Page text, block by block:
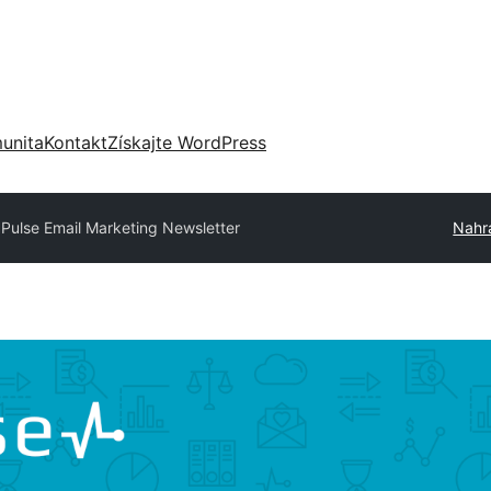
KontaktZískajte WordPress
Email Marketing Newsletter